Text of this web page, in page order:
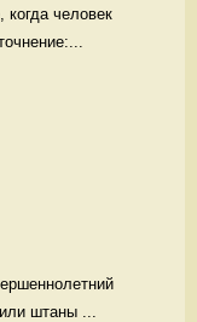
когда человек
штаны ...